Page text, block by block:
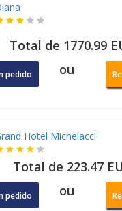
Total de 1770.99
pedido ou
Hotel Michelacci
Total de 223.47
pedido ou